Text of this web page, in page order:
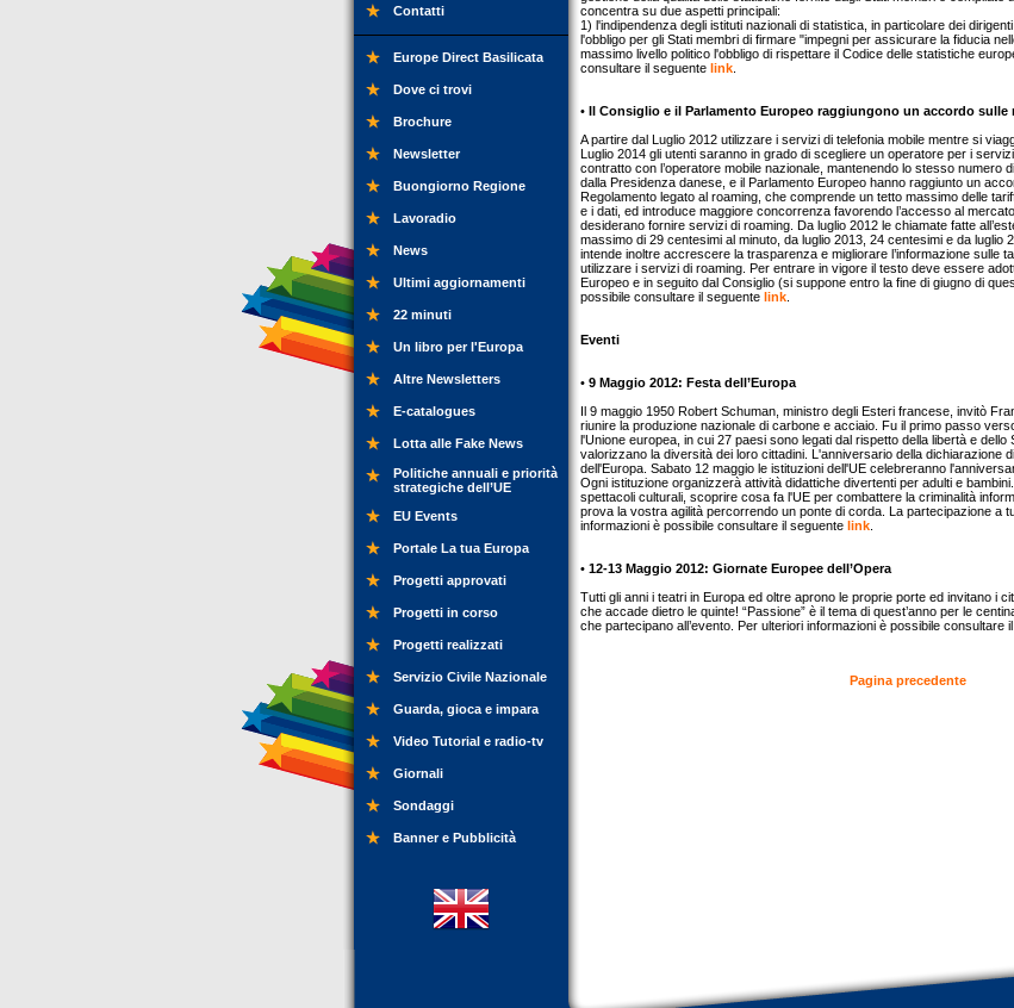
Contatti
Europe Direct Basilicata
Dove ci trovi
Brochure
Newsletter
Buongiorno Regione
Lavoradio
News
Ultimi aggiornamenti
22 minuti
Un libro per l'Europa
Altre Newsletters
E-catalogues
Lotta alle Fake News
Politiche annuali e priorità
strategiche dell’UE
EU Events
Portale La tua Europa
Progetti approvati
Progetti in corso
Progetti realizzati
Servizio Civile Nazionale
Guarda, gioca e impara
Video Tutorial e radio-tv
Giornali
Sondaggi
Banner e Pubblicità
concentra su due aspetti principali:
1) l'indipendenza degli istituti nazionali di statistica, in particolare dei
l'obbligo per gli Stati membri di firmare "impegni per assicurare la fiducia
massimo livello politico l'obbligo di rispettare il Codice delle statistiche
consultare il seguente link
• Il Consiglio e il Parlamento Europeo raggiungono un accordo sulle
A partire dal Luglio 2012 utilizzare i servizi di telefonia mobile mentre si
Luglio 2014 gli utenti saranno in grado di scegliere un operatore per i
contratto con l’operatore mobile nazionale, mantenendo lo stesso numero
dalla Presidenza danese, e il Parlamento Europeo hanno raggiunto un
Regolamento legato al roaming, che comprende un tetto massimo delle
e i dati, ed introduce maggiore concorrenza favorendo l’accesso al
desiderano fornire servizi di roaming. Da luglio 2012 le chiamate fatte
massimo di 29 centesimi al minuto, da luglio 2013, 24 centesimi e da luglio
intende inoltre accrescere la trasparenza e migliorare l’informazione sulle
utilizzare i servizi di roaming. Per entrare in vigore il testo deve essere
Europeo e in seguito dal Consiglio (si suppone entro la fine di giugno di
possibile consultare il seguente link
Eventi
• 9 Maggio 2012: Festa dell’Europa
Il 9 maggio 1950 Robert Schuman, ministro degli Esteri francese, invitò
riunire la produzione nazionale di carbone e acciaio. Fu il primo passo
l'Unione europea, in cui 27 paesi sono legati dal rispetto della libertà e
valorizzano la diversità dei loro cittadini. L'anniversario della dichiarazione
dell'Europa. Sabato 12 maggio le istituzioni dell'UE celebreranno
Ogni istituzione organizzerà attività didattiche divertenti per adulti e
spettacoli culturali, scoprire cosa fa l'UE per combattere la criminalità
prova la vostra agilità percorrendo un ponte di corda. La partecipazione a
informazioni è possibile consultare il seguente link
• 12-13 Maggio 2012: Giornate Europee dell’Opera
Tutti gli anni i teatri in Europa ed oltre aprono le proprie porte ed invitano i
che accade dietro le quinte! “Passione” è il tema di quest’anno per le
che partecipano all’evento. Per ulteriori informazioni è possibile consultare
Pagina precedente